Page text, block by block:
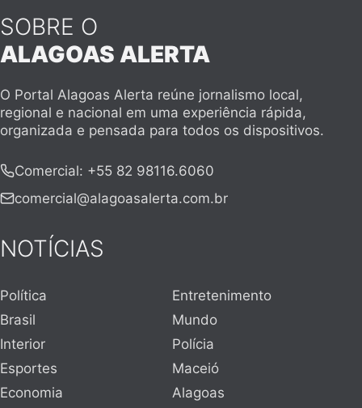
SOBRE O
ALAGOAS ALERTA
O Portal Alagoas Alerta reúne jornalismo local,
regional e nacional em uma experiência rápida,
organizada e pensada para todos os dispositivos.
Comercial: +55 82 98116.6060
comercial@alagoasalerta.com.br
NOTÍCIAS
Política
Entretenimento
Brasil
Mundo
Interior
Polícia
Esportes
Maceió
Economia
Alagoas